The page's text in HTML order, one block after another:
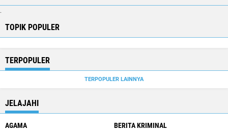
TOPIK POPULER
TERPOPULER
TERPOPULER LAINNYA
JELAJAHI
AGAMA
BERITA KRIMINAL